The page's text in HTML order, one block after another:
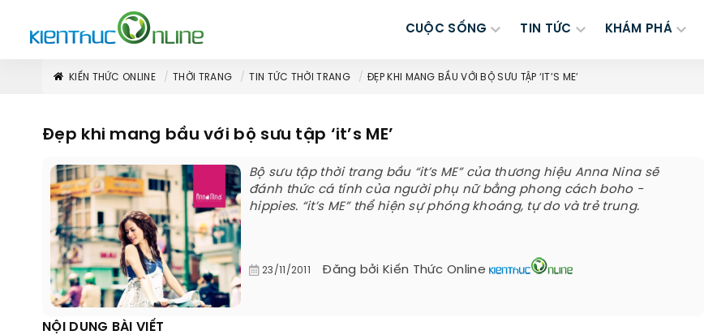
CUỘC SỐNG TIN TỨC KHÁM PHÁ
KIẾN THỨC ONLINE THỜI TRANG TIN TỨC THỜI TRANG ĐẸP KHI MANG BẦU VỚI BỘ SƯU TẬP ‘IT’S ME’
Đẹp khi mang bầu với bộ sưu tập ‘it’s ME’
Bộ sưu tập thời trang bầu “it’s ME” của thương hiệu Anna Nina sẽ
đánh thức cá tính của người phụ nữ bằng phong cách boho -
hippies. “it’s ME” thể hiện sự phóng khoáng, tự do và trẻ trung.
23/11/2011 Đăng bởi Kiến Thức Online
NỘI DUNG BÀI VIẾT